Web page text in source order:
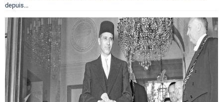
depuis...